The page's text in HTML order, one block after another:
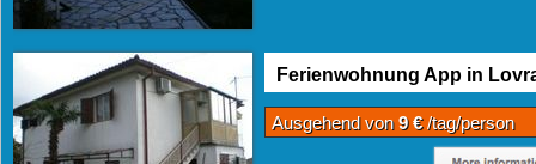
Ferienwohnung App in
Ausgehend von9 €/tag/person